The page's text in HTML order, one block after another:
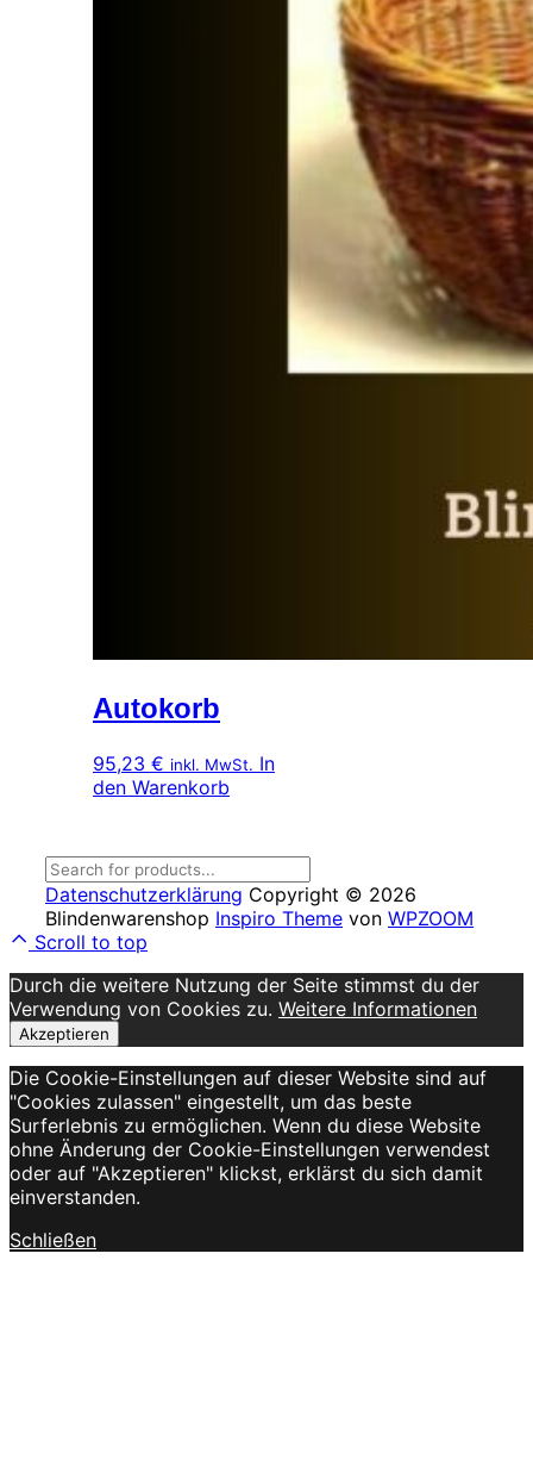
Autokorb
95,23 € inkl. MwSt. In
den Warenkorb
Datenschutzerklärung Copyright © 2026
Blindenwarenshop Inspiro Theme von WPZOOM
Scroll to top
Durch die weitere Nutzung der Seite stimmst du der
Verwendung von Cookies zu. Weitere Informationen
Akzeptieren
Die Cookie-Einstellungen auf dieser Website sind auf
"Cookies zulassen" eingestellt, um das beste
Surferlebnis zu ermöglichen. Wenn du diese Website
ohne Änderung der Cookie-Einstellungen verwendest
oder auf "Akzeptieren" klickst, erklärst du sich damit
einverstanden.
Schließen